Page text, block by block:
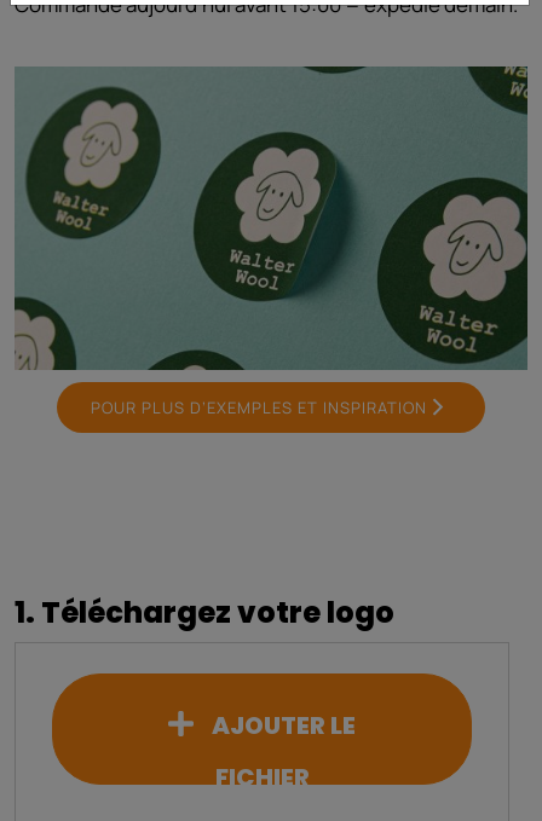
POUR PLUS D’EXEMPLES ET INSPIRATION
1. Téléchargez votre logo
AJOUTER LE
FICHIER